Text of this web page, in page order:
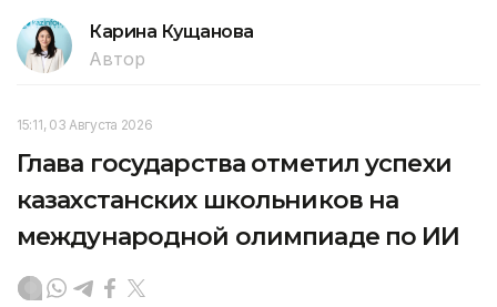
Карина Кущанова
Автор
15:11, 03 Августа 2026
Глава государства отметил успехи
казахстанских школьников на
международной олимпиаде по ИИ